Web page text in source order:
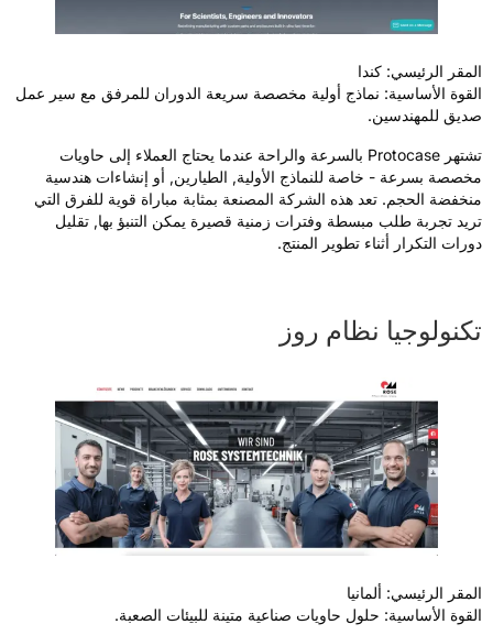
الرئيسي: كندا
الأساسية: نماذج أولية مخصصة سريعة الدوران للمرفق مع سير عمل
للمهندسين.
تشتهر Protocase بالسرعة والراحة عندما يحتاج العملاء إلى حاويات
بسرعة - خاصة للنماذج الأولية, الطيارين, أو إنشاءات هندسية
الحجم. تعد هذه الشركة المصنعة بمثابة مباراة قوية للفرق التي
تجربة طلب مبسطة وفترات زمنية قصيرة يمكن التنبؤ بها, تقليل
التكرار أثناء تطوير المنتج.
نظام روز
الرئيسي: ألمانيا
الأساسية: حلول حاويات صناعية متينة للبيئات الصعبة.